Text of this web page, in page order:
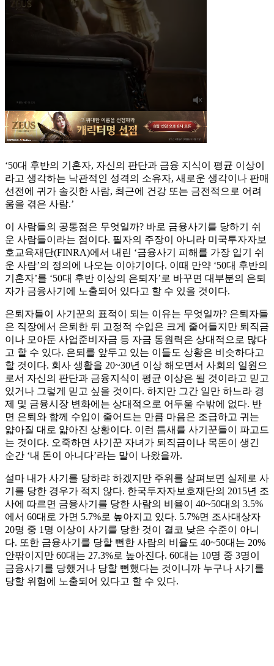
‘50대 후반의 기혼자, 자신의 판단과 금융 지식이 평균 이상이
라고 생각하는 낙관적인 성격의 소유자, 새로운 생각이나 판매
선전에 귀가 솔깃한 사람, 최근에 건강 또는 금전적으로 어려
움을 겪은 사람.’
이 사람들의 공통점은 무엇일까? 바로 금융사기를 당하기 쉬
운 사람들이라는 점이다. 필자의 주장이 아니라 미국투자자보
호교육재단(FINRA)에서 내린 ‘금융사기 피해를 가장 입기 쉬
운 사람’의 정의에 나오는 이야기이다. 이때 만약 ‘50대 후반의
기혼자’를 ‘50대 후반 이상의 은퇴자’로 바꾸면 대부분의 은퇴
자가 금융사기에 노출되어 있다고 할 수 있을 것이다.
은퇴자들이 사기꾼의 표적이 되는 이유는 무엇일까? 은퇴자들
은 직장에서 은퇴한 뒤 고정적 수입은 크게 줄어들지만 퇴직금
이나 모아둔 사업준비자금 등 자금 동원력은 상대적으로 많다
고 할 수 있다. 은퇴를 앞두고 있는 이들도 상황은 비슷하다고
할 것이다. 회사 생활을 20~30년 이상 해오면서 사회의 일원으
로서 자신의 판단과 금융지식이 평균 이상은 될 것이라고 믿고
있거나 그렇게 믿고 싶을 것이다. 하지만 그간 일만 하느라 경
제 및 금융시장 변화에는 상대적으로 어두울 수밖에 없다. 반
면 은퇴와 함께 수입이 줄어드는 만큼 마음은 조급하고 귀는
얇아질 대로 얇아진 상황이다. 이런 틈새를 사기꾼들이 파고드
는 것이다. 오죽하면 사기꾼 자녀가 퇴직금이나 목돈이 생긴
순간 ‘내 돈이 아니다’라는 말이 나왔을까.
설마 내가 사기를 당하랴 하겠지만 주위를 살펴보면 실제로 사
기를 당한 경우가 적지 않다. 한국투자자보호재단의 2015년 조
사에 따르면 금융사기를 당한 사람의 비율이 40~50대의 3.5%
에서 60대로 가면 5.7%로 높아지고 있다. 5.7%면 조사대상자
20명 중 1명 이상이 사기를 당한 것이 결코 낮은 수준이 아니
다. 또한 금융사기를 당할 뻔한 사람의 비율도 40~50대는 20%
안팎이지만 60대는 27.3%로 높아진다. 60대는 10명 중 3명이
금융사기를 당했거나 당할 뻔했다는 것이니까 누구나 사기를
당할 위험에 노출되어 있다고 할 수 있다.